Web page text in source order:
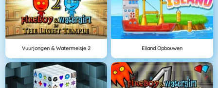
Vuurjongen & Watermeisje 2 Eiland Opbouwen